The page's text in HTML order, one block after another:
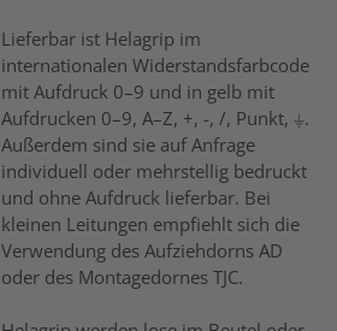
Lieferbar ist Helagrip im
internationalen Widerstandsfarbcode
mit Aufdruck 0–9 und in gelb mit
Aufdrucken 0–9, A–Z, +, -, /, Punkt, ⏚.
Außerdem sind sie auf Anfrage
individuell oder mehrstellig bedruckt
und ohne Aufdruck lieferbar. Bei
kleinen Leitungen empfiehlt sich die
Verwendung des Aufziehdorns AD
oder des Montagedornes TJC.